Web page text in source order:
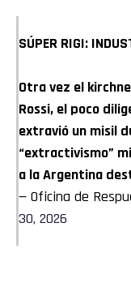
SÚPER RIGI:
Otra vez el
Rossi, el poco
extravió un misil
“extractivismo”
a la Argentina
— Oficina de
30, 2026